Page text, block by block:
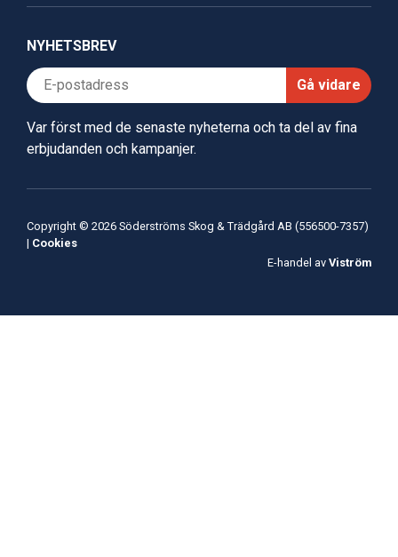
NYHETSBREV
Gå vidare
Var först med de senaste nyheterna och ta del av fina
erbjudanden och kampanjer.
Copyright © 2026 Söderströms Skog & Trädgård AB (556500-7357)
| Cookies
E-handel av Viström